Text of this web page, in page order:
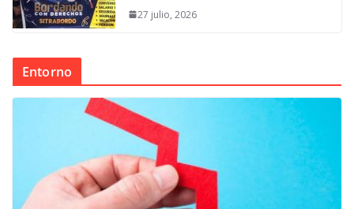
27 julio, 2026
Entorno